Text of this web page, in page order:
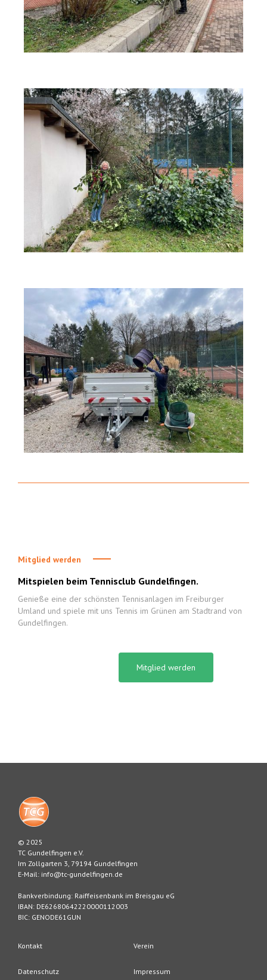
Mitglied werden
Mitspielen beim Tennisclub Gundelfingen.
Genieße eine der schönsten Tennisanlagen im Freiburger
Umland und spiele mit uns Tennis im Grünen am Stadtrand von
Gundelfingen.
Mitglied werden
© 2025
TC Gundelfingen e.V.
Im Zollgarten 3, 79194 Gundelfingen
E-Mail: info@tc-gundelfingen.de
Bankverbindung: Raiffeisenbank im Breisgau eG
IBAN: DE62680642220000112003
BIC: GENODE61GUN
Kontakt
Datenschutz
Verein
Impressum